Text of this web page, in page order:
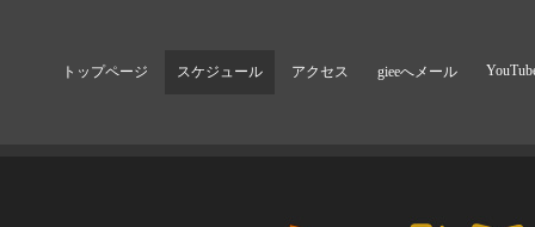
トップページ スケジュール アクセス gieeへメール